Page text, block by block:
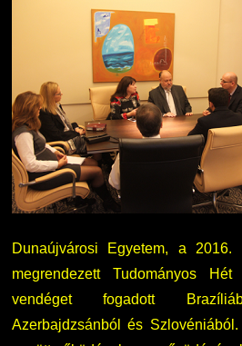
Dunaújvárosi Egyetem, a 2016.
megrendezett Tudományos
vendéget fogadott
Azerbajdzsánból és